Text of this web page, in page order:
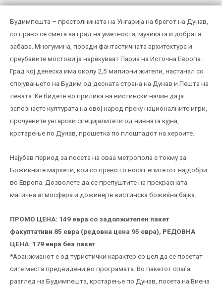
Будимпешта – престолнината на Унгарија на брегот на Дунав,
со право се смета за град на уметноста, музиката и добрата
забава. Многумина, поради фантастичната архитектура и
преубавите мостови ја нарекуваат Париз на Источна Европа.
Град кој денеска има околу 2,5 милиони жители, настанал со
спојувањето на Будим од десната страна на Дунав и Пешта на
левата. Ќе бидете во прилика на вистински начин да ја
запознаете културата на овој народ преку националните игри,
прочуените унгарски специјалитети од нивната кујна,
крстарење по Дунав, прошетка по плоштадот на хероите.
Најубав период за посета на оваа метропола е токму за
Божиќните маркети, кои со право го носат епитетот најдобри
во Европа. Дозволете да се препуштите на прекрасната
магична атмосфера и доживејте вистинска божиќна бајка.
ПРОМО ЦЕНА: 149 евра со задолжителен пакет
факултативи 85 евра (редовна цена 95 евра), РЕДОВНА
ЦЕНА: 179 евра без пакет
*Аранжманот е од туристички карактер со цел да се посетат
сите места предвидени во програмата. Во пакетот спаѓа
разглед на Будимпешта, крстарење по Дунав, посета на Виена